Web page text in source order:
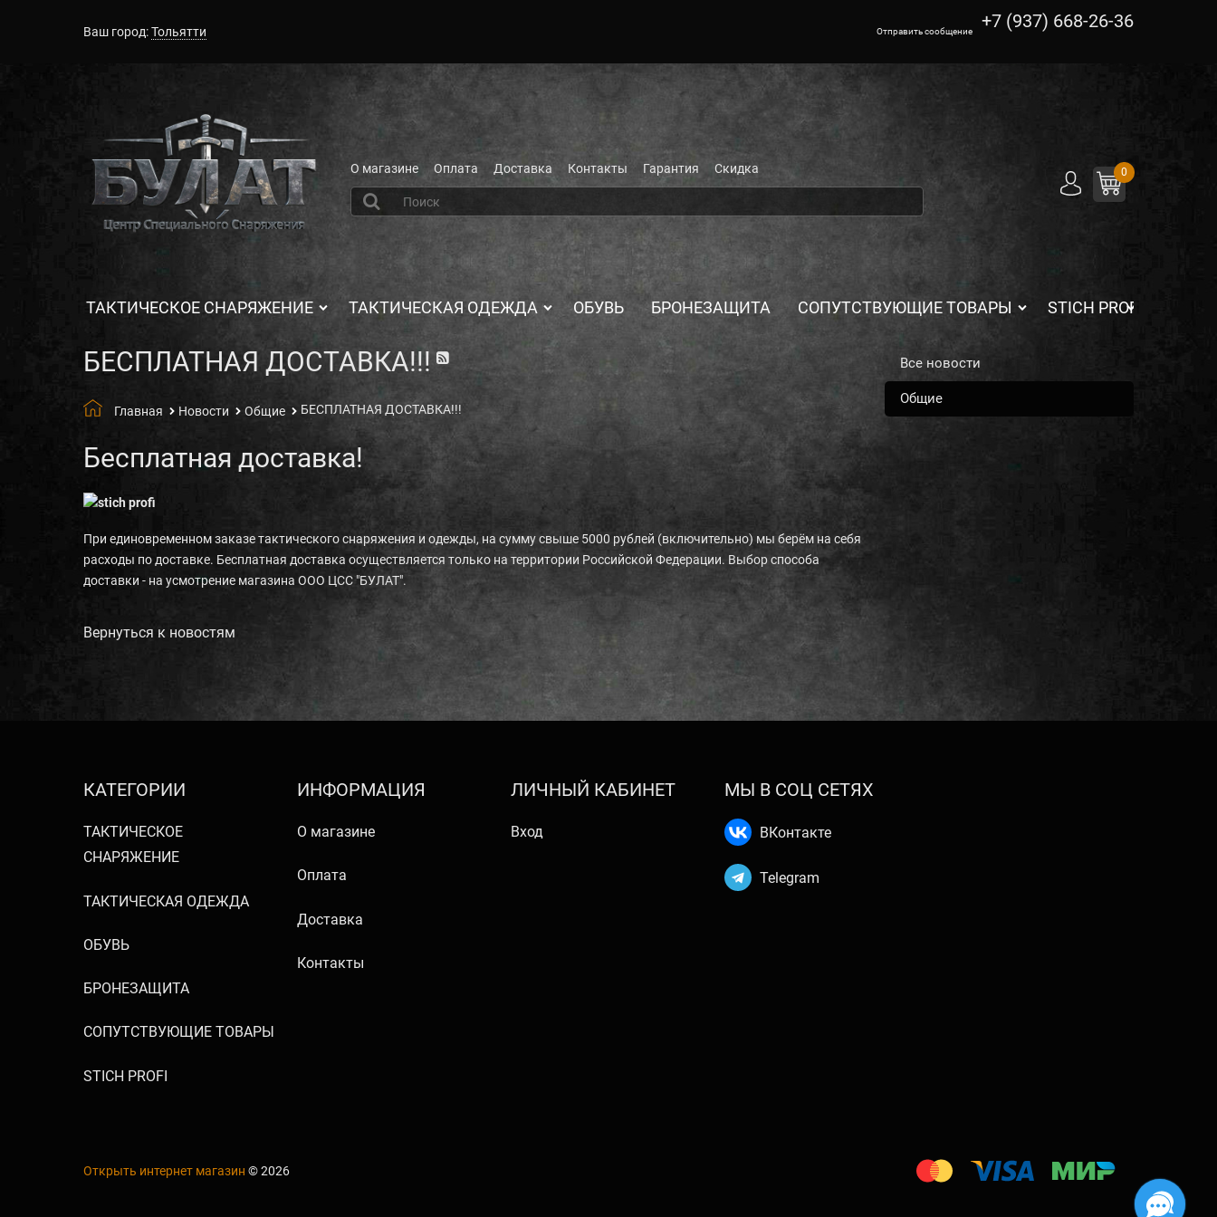
Ваш город:Тольятти Отправить сообщение +7 (937) 668-26-36
О магазине Оплата Доставка Контакты Гарантия Скидка 0
ТАКТИЧЕСКОЕ СНАРЯЖЕНИЕ ТАКТИЧЕСКАЯ ОДЕЖДА ОБУВЬ БРОНЕЗАЩИТА СОПУТСТВУЮЩИЕ ТОВАРЫ STICH PROFI
БЕСПЛАТНАЯ ДОСТАВКА!!!
Главная Новости Общие БЕСПЛАТНАЯ ДОСТАВКА!!!
Бесплатная доставка!
При единовременном заказе тактического снаряжения и одежды, на сумму свыше 5000 рублей (включительно) мы берём на себя
расходы по доставке. Бесплатная доставка осуществляется только на территории Российской Федерации. Выбор способа
доставки - на усмотрение магазина ООО ЦСС "БУЛАТ".
Вернуться к новостям
Все новости
Общие
КАТЕГОРИИ
ТАКТИЧЕСКОЕ
СНАРЯЖЕНИЕ
ТАКТИЧЕСКАЯ ОДЕЖДА
ОБУВЬ
БРОНЕЗАЩИТА
СОПУТСТВУЮЩИЕ ТОВАРЫ
STICH PROFI
ИНФОРМАЦИЯ
О магазине
Оплата
Доставка
Контакты
ЛИЧНЫЙ КАБИНЕТ
Вход
МЫ В СОЦ СЕТЯХ
ВКонтакте
Telegram
Открыть интернет магазин © 2026